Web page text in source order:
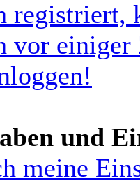
registriert,
vor
und
meine